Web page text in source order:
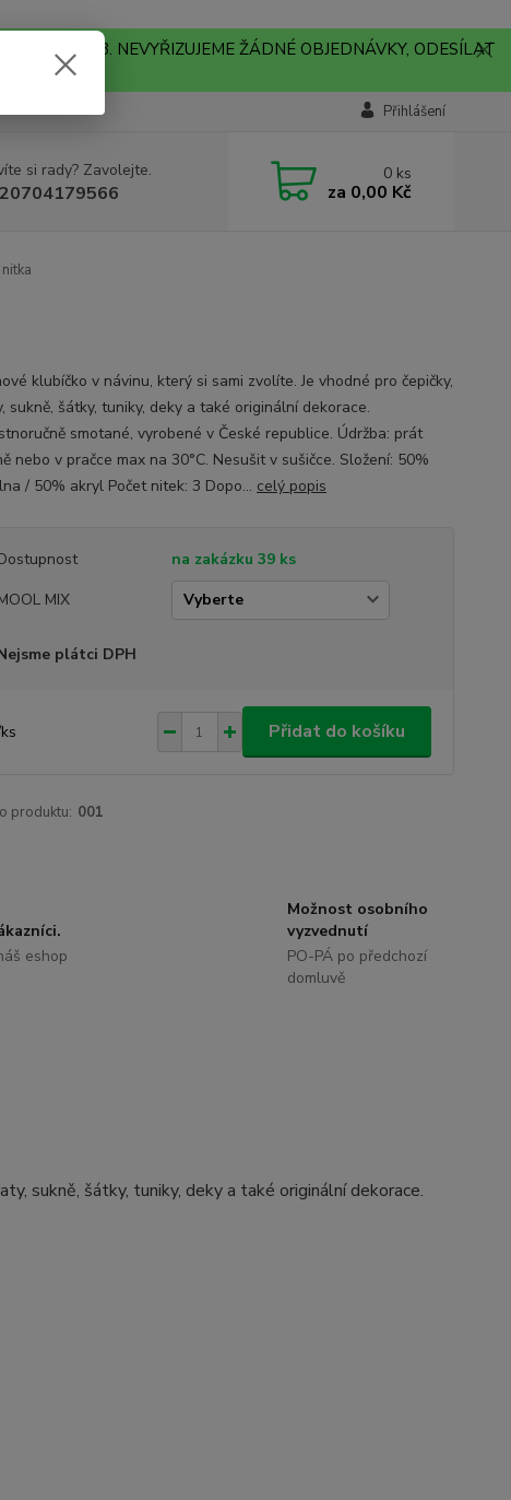
10.8. NEVYŘIZUJEME ŽÁDNÉ OBJEDNÁVKY, ODESÍLAT
Přihlášení
si rady? Zavolejte. 0 ks
za 0,00 Kč
klubíčko v návinu, který si sami zvolíte. Je vhodné pro čepičky,
sukně, šátky, tuniky, deky a také originální dekorace.
smotané, vyrobené v České republice. Údržba: prát
nebo v pračce max na 30°C. Nesušit v sušičce. Složení: 50%
/ 50% akryl Počet nitek: 3 Dopo... celý popis
na zakázku 39 ks
MIX
plátci DPH
ks Přidat do košíku
produktu: 001
eshop
Možnost osobního
vyzvednutí
PO-PÁ po předchozí
domluvě
sukně, šátky, tuniky, deky a také originální dekorace.